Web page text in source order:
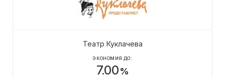
Театр Куклачева
ЭКОНОМИЯ ДО:
7.00%